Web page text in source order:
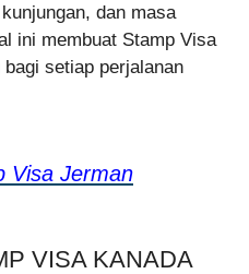
dan masa
ini membuat Stamp Visa
setiap perjalanan
Visa Jerman
VISA KANADA